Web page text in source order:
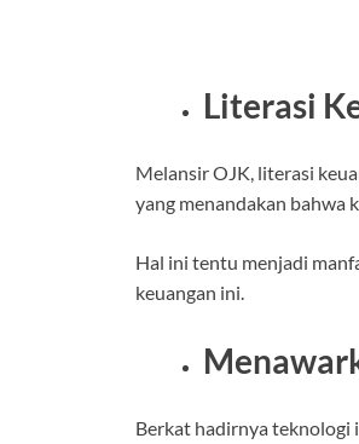
Literasi
Melansir OJK, literasi
yang menandakan bahwa
Hal ini tentu menjadi
keuangan ini.
Berkat hadirnya teknologi